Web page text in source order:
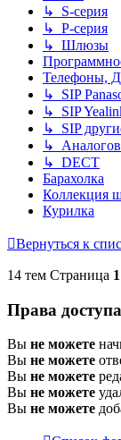
↳ S-серия
↳ P-серия
↳ Шлюзы
Телефоны,
↳ SIP
↳ SIP
↳ SIP
↳
↳ DECT
Барахолка
Коллекция
Курилка
Вернуться к
14 тем Страница 1
Права доступа
Вы не можете
Вы не можете
Вы не можете
Вы не можете
Вы не можете